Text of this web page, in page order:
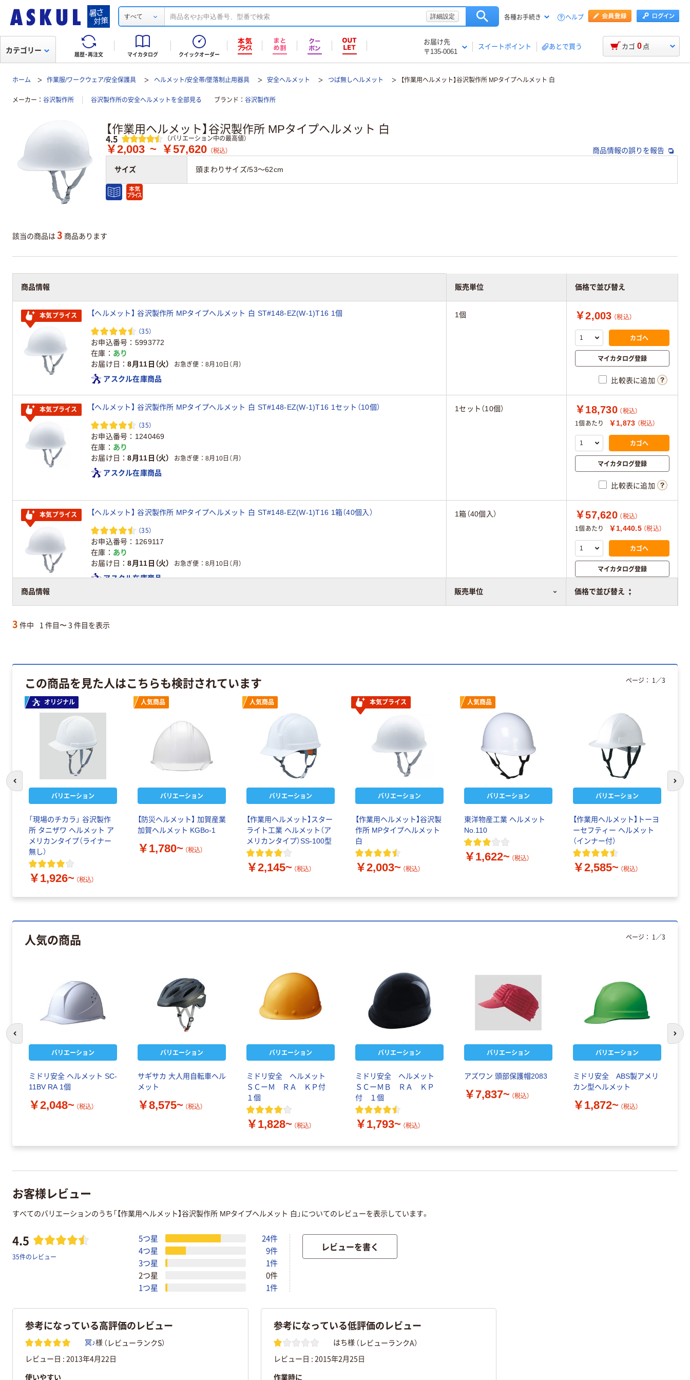
すべて 詳細設定 各種お手続き ヘルプ
履歴・再注文 マイカタログ クイックオーダー
お届け先
〒135-0061
スイートポイント あとで買う
カテゴリー カゴ 0 点
ホーム 作業服/ワークウェア/安全保護具 ヘルメット/安全帯/墜落制止用器具 安全ヘルメット つば無しヘルメット 【作業用ヘルメット】谷沢製作所 MPタイプヘルメット 白
メーカー 谷沢製作所 谷沢製作所の安全ヘルメットを全部見る ブランド 谷沢製作所
【作業用ヘルメット】谷沢製作所 MPタイプヘルメット 白
レビュー
4.5 （バリエーション中の最高値）
￥2,003 ~ ￥57,620 （税込） 商品情報の誤りを報告
サイズ 頭まわりサイズ/53～62cm
該当の商品は 3 商品あります
商品情報 販売単位 価格で並び替え
商品情報 販売単位 価格で並び替え
本気プライス 【ヘルメット】 谷沢製作所 MPタイプヘルメット 白 ST#148-EZ(W-1)T16 1個
（35）
お申込番号
5993772
在庫
あり
お届け日
8月11日（火） お急ぎ便 8月10日（月）
アスクル在庫商品
1個 ￥2,003 （税込）
カゴへ
マイカタログ登録
比較表に追加
本気プライス 【ヘルメット】 谷沢製作所 MPタイプヘルメット 白 ST#148-EZ(W-1)T16 1セット（10個）
（35）
お申込番号
1240469
在庫
あり
お届け日
8月11日（火） お急ぎ便 8月10日（月）
アスクル在庫商品
1セット（10個） ￥18,730 （税込）
1個あたり
￥1,873 （税込）
カゴへ
マイカタログ登録
比較表に追加
本気プライス 【ヘルメット】 谷沢製作所 MPタイプヘルメット 白 ST#148-EZ(W-1)T16 1箱（40個入）
（35）
お申込番号
1269117
在庫
あり
お届け日
8月11日（火） お急ぎ便 8月10日（月）
アスクル在庫商品
1箱（40個入） ￥57,620 （税込）
1個あたり
￥1,440.5 （税込）
カゴへ
マイカタログ登録
比較表に追加
3 件中 1 件目〜 3 件目を表示
この商品を見た人はこちらも検討されています
オリジナル
バリエーション
「現場のチカラ」 谷沢製作
所 タニザワ ヘルメット ア
メリカンタイプ（ライナー
無し）
￥1,926~ （税込）
人気商品
バリエーション
【防災ヘルメット】 加賀産業
加賀ヘルメット KGBo-1
￥1,780~ （税込）
人気商品
バリエーション
【作業用ヘルメット】スター
ライト工業 ヘルメット（ア
メリカンタイプ）SS-100型
￥2,145~ （税込）
本気プライス
バリエーション
【作業用ヘルメット】谷沢製
作所 MPタイプヘルメット
白
￥2,003~ （税込）
人気商品
バリエーション
東洋物産工業 ヘルメット
No.110
￥1,622~ （税込）
バリエーション
【作業用ヘルメット】トーヨ
ーセフティー ヘルメット
（インナー付）
￥2,585~ （税込）
ページ： 1 ／3
前のスライドへ 次
人気の商品
バリエーション
ミドリ安全 ヘルメット SC-
11BV RA 1個
￥2,048~ （税込）
バリエーション
サギサカ 大人用自転車ヘル
メット
￥8,575~ （税込）
バリエーション
ミドリ安全 ヘルメット
ＳＣーＭ ＲＡ ＫＰ付
１個
￥1,828~ （税込）
バリエーション
ミドリ安全 ヘルメット
ＳＣーＭＢ ＲＡ ＫＰ
付 １個
￥1,793~ （税込）
バリエーション
アズワン 頭部保護帽2083
￥7,837~ （税込）
バリエーション
ミドリ安全 ABS製アメリ
カン型ヘルメット
￥1,872~ （税込）
ページ： 1 ／3
次
お客様レビュー
すべてのバリエーションのうち「【作業用ヘルメット】谷沢製作所 MPタイプヘルメット 白」についてのレビューを表示しています。
4.5
35件のレビュー
5つ星
24件
4つ星
9件
3つ星
1件
2つ星
0件
1つ星
1件
レビューを書く
参考になっている高評価のレビュー
冥♪様 （レビューランクS）
レビュー日 : 2013年4月22日
使いやすい
参考になっている低評価のレビュー
はち様 （レビューランクA）
レビュー日 : 2015年2月25日
作業時に